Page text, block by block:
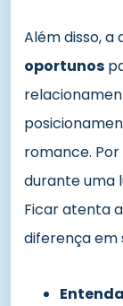
Além disso,
oportunos
romance.
durante uma
Ficar atenta
diferença em